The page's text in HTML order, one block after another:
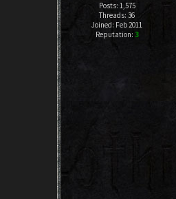
Posts: 1,575
Threads: 36
Joined: Feb 2011
Reputation: 3